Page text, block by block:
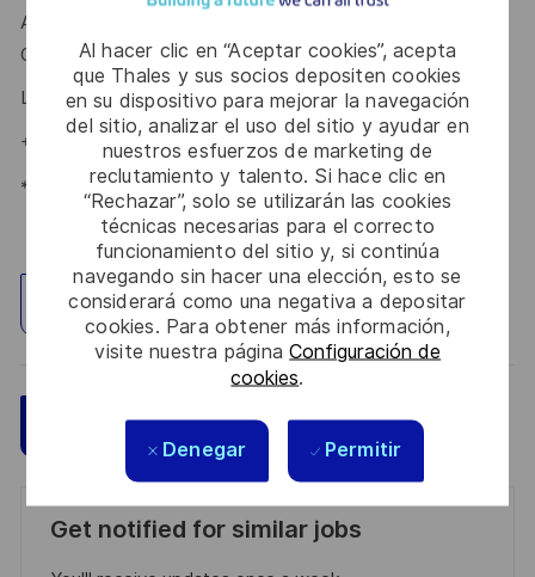
Al hacer clic en “Aceptar cookies”, acepta
que Thales y sus socios depositen cookies
en su dispositivo para mejorar la navegación
del sitio, analizar el uso del sitio y ayudar en
nuestros esfuerzos de marketing de
reclutamiento y talento. Si hace clic en
“Rechazar”, solo se utilizarán las cookies
técnicas necesarias para el correcto
funcionamiento del sitio y, si continúa
navegando sin hacer una elección, esto se
considerará como una negativa a depositar
cookies. Para obtener más información,
visite nuestra páginaConfiguración de
cookies.
Denegar Permitir
Ansprechpartnerin
Online-Bewerbung über unserKarriereportal.
Lena Nagel – Talent Acquisition Partnerin #LI-LN1
+49715630210209
*Human Intelligence
Explorar ubicación
Aplicar ahora Guardar
Get notified for similar jobs